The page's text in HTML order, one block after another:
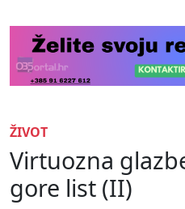
ŽIVOT
Virtuozna
gore list (II)